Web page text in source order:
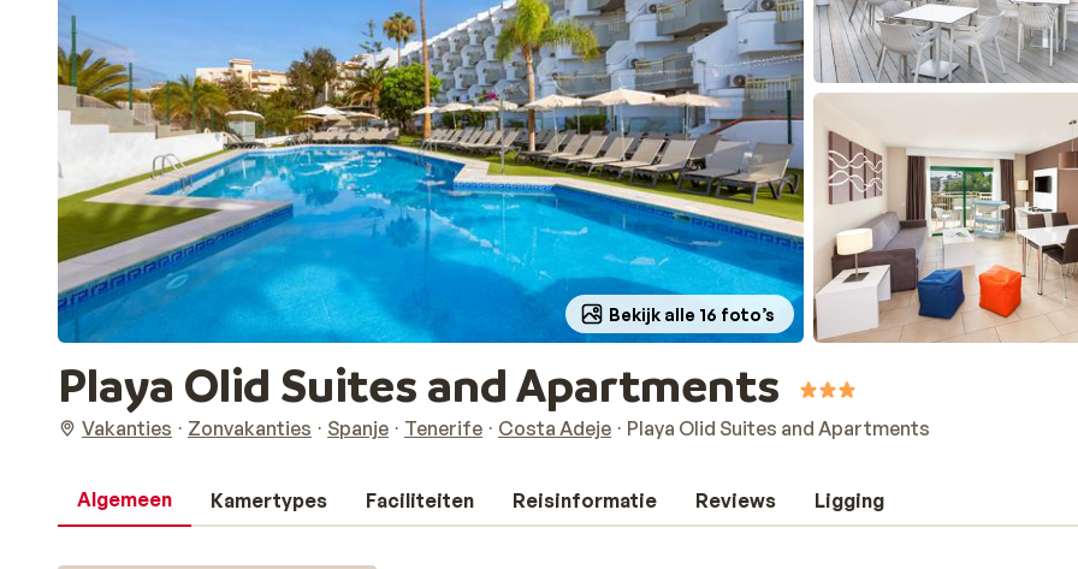
Bekijk alle 16 foto’s
Playa Olid Suites and Apartments
Vakanties Zonvakanties Spanje Tenerife Costa Adeje Playa Olid Suites and Apartments
Algemeen Kamertypes Faciliteiten Reisinformatie Reviews Ligging